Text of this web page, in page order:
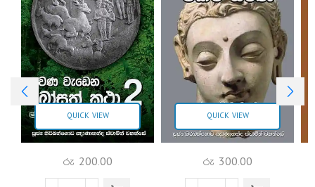
QUICK VIEW
රු 200.00
QUICK VIEW
රු 300.00